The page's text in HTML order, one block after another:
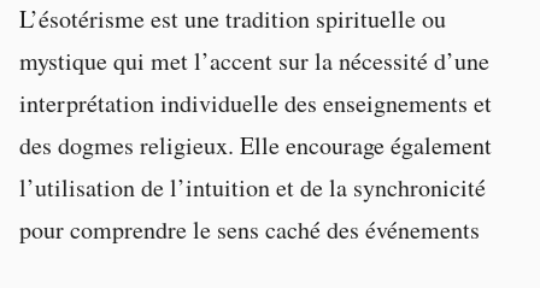
L’ésotérisme est une tradition spirituelle ou
mystique qui met l’accent sur la nécessité d’une
interprétation individuelle des enseignements et
des dogmes religieux. Elle encourage également
l’utilisation de l’intuition et de la synchronicité
pour comprendre le sens caché des événements